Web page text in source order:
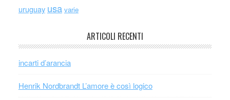
uruguay usa varie
ARTICOLI RECENTI
incarti d’arancia
Henrik Nordbrandt L’amore è così logico